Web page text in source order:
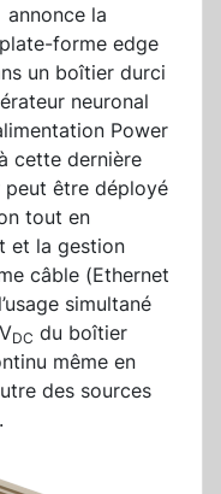
annonce la
forme edge
un boîtier durci
neuronal
Power
cette dernière
être déployé
tout en
et la gestion
câble (Ethernet
simultané
DC du boîtier
même en
des sources